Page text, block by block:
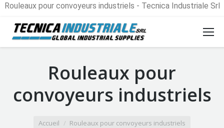
Rouleaux pour convoyeurs industriels - Tecnica Industriale Srl
Rouleaux pour
convoyeurs industriels
Accueil Rouleaux pour convoyeurs industriels